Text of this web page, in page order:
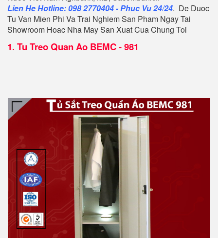
Lien He Hotline: 098 2770404 - Phuc Vu 24/24. De Duoc
Tu Van Mien Phi Va Trai Nghiem San Pham Ngay Tai
Showroom Hoac Nha May San Xuat Cua Chung Toi
1. Tu Treo Quan Ao BEMC - 981